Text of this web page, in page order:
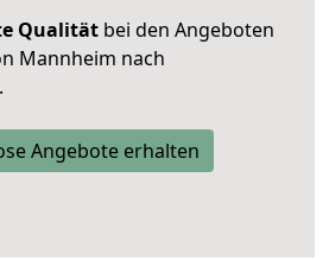
Qualität bei den Angeboten
Mannheim nach
Angebote erhalten